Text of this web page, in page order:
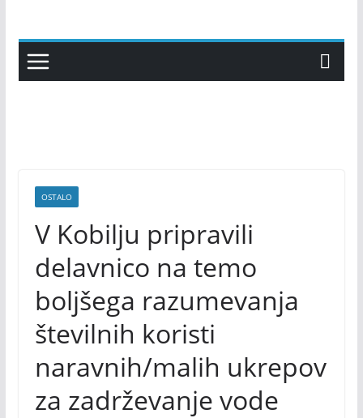
content
OSTALO
V Kobilju pripravili
delavnico na temo
boljšega razumevanja
številnih koristi
naravnih/malih ukrepov
za zadrževanje vode